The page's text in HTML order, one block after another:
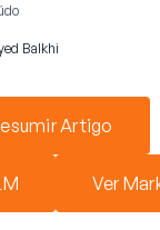
Balkhi
Artigo
Ver